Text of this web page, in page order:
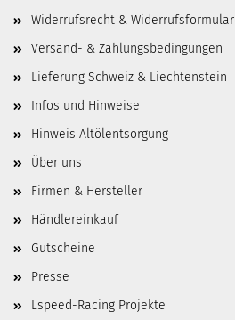
Widerrufsrecht & Widerrufsformular
Versand- & Zahlungsbedingungen
Lieferung Schweiz & Liechtenstein
Infos und Hinweise
Hinweis Altölentsorgung
Über uns
Firmen & Hersteller
Händlereinkauf
Gutscheine
Presse
Lspeed-Racing Projekte